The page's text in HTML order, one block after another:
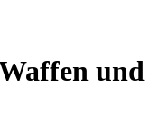
und